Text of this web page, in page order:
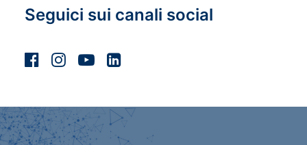
Seguici sui canali social